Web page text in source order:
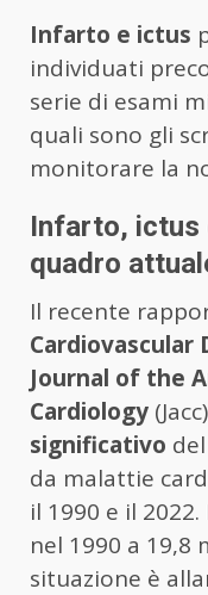
Infarto e ictus
individuati
serie di esami
quali sono gli
monitorare la
Infarto, ictus
quadro
Il recente
Cardiovascular
Journal of the
Cardiology
significativo
da malattie
il 1990 e il
nel 1990 a 19,8
situazione è